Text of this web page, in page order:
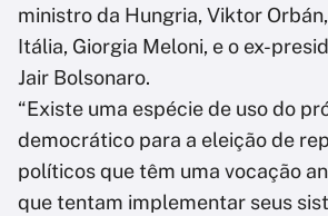
ministro da Hungria, Viktor
Itália, Giorgia Meloni, e o ex-
Jair Bolsonaro.
“Existe uma espécie de uso do
democrático para a eleição de
políticos que têm uma vocação
que tentam implementar seus